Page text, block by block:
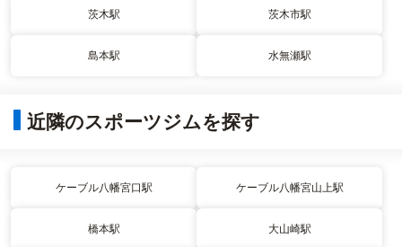
茨木駅 茨木市駅
島本駅 水無瀬駅
近隣のスポーツジムを探す
ケーブル八幡宮口駅 ケーブル八幡宮山上駅
橋本駅 大山崎駅